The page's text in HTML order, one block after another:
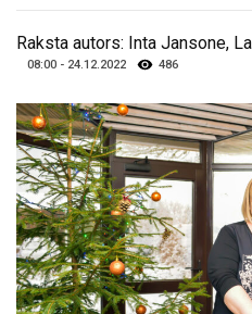
Raksta autors: Inta Jansone,
08:00 - 24.12.2022 486